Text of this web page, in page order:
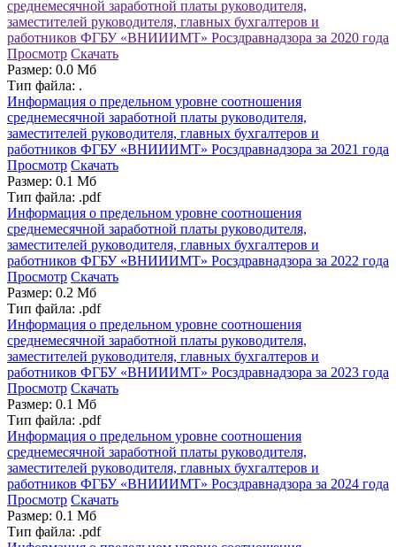
среднемесячной заработной платы руководителя,
заместителей руководителя, главных бухгалтеров и
работников ФГБУ «ВНИИИМТ» Росздравнадзора за 2020 года
Просмотр Скачать
Размер: 0.0 Мб
Тип файла: .
Информация о предельном уровне соотношения
среднемесячной заработной платы руководителя,
заместителей руководителя, главных бухгалтеров и
работников ФГБУ «ВНИИИМТ» Росздравнадзора за 2021 года
Просмотр Скачать
Размер: 0.1 Мб
Тип файла: .pdf
Информация о предельном уровне соотношения
среднемесячной заработной платы руководителя,
заместителей руководителя, главных бухгалтеров и
работников ФГБУ «ВНИИИМТ» Росздравнадзора за 2022 года
Просмотр Скачать
Размер: 0.2 Мб
Тип файла: .pdf
Информация о предельном уровне соотношения
среднемесячной заработной платы руководителя,
заместителей руководителя, главных бухгалтеров и
работников ФГБУ «ВНИИИМТ» Росздравнадзора за 2023 года
Просмотр Скачать
Размер: 0.1 Мб
Тип файла: .pdf
Информация о предельном уровне соотношения
среднемесячной заработной платы руководителя,
заместителей руководителя, главных бухгалтеров и
работников ФГБУ «ВНИИИМТ» Росздравнадзора за 2024 года
Просмотр Скачать
Размер: 0.1 Мб
Тип файла: .pdf